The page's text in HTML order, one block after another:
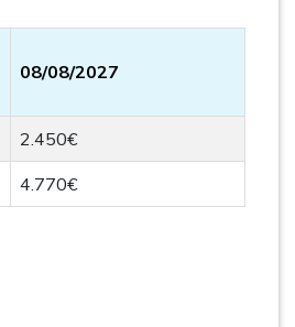
08/08/2027
2.450€
4.770€